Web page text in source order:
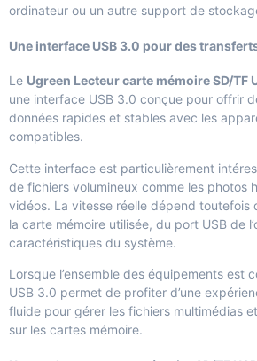
ordinateur ou un autre support de
Une interface USB 3.0 pour des
Le Ugreen Lecteur carte mémoire SD/TF
une interface USB 3.0 conçue pour offrir
données rapides et stables avec les
compatibles.
Cette interface est particulièrement
de fichiers volumineux comme les photos
vidéos. La vitesse réelle dépend toutefois
la carte mémoire utilisée, du port USB de
caractéristiques du système.
Lorsque l’ensemble des équipements est
USB 3.0 permet de profiter d’une
fluide pour gérer les fichiers multimédias
sur les cartes mémoire.